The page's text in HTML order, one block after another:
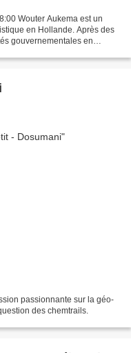
Wouter Aukema est un
en Hollande. Après des
gouvernementales en
passionnante sur la géo-
des chemtrails.